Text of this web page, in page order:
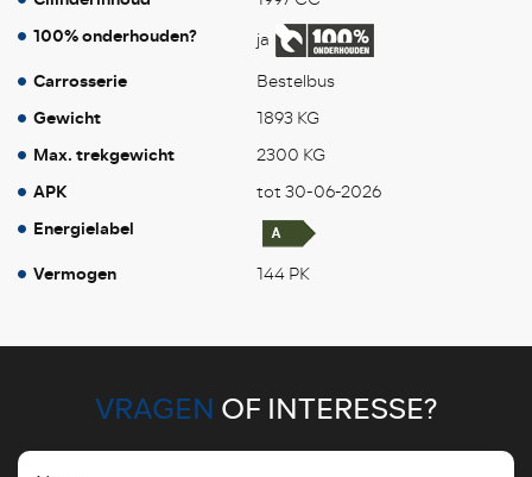
100% onderhouden? ja
Carrosserie Bestelbus
Gewicht 1893 KG
Max. trekgewicht 2300 KG
APK tot 30-06-2026
Energielabel
Vermogen
144 PK
VRAGEN OF INTERESSE?